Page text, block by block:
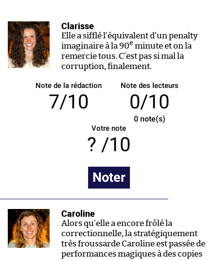
Clarisse
Elle a sifflé l’équivalent d’un penalty
imaginaire à la 90e minute et on la
remercie tous. C’est pas si mal la
corruption, finalement.
Note de la rédaction
7/10
Note des lecteurs
0/10
0note(s)
Votre note
/10
Noter
Caroline
Alors qu’elle a encore frôlé la
correctionnelle, la stratégiquement
très froussarde Caroline est passée de
performances magiques à des copies